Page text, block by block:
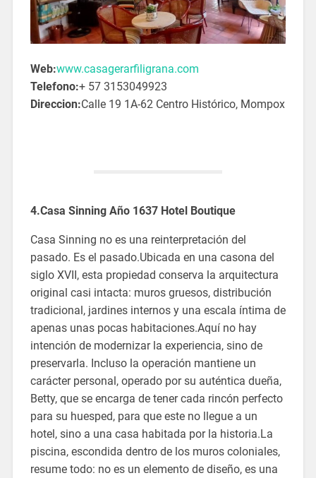
Web:www.casagerarfiligrana.com
Telefono:+ 57 3153049923
Direccion:Calle 19 1A-62 Centro Histórico, Mompox
4.Casa Sinning Año 1637 Hotel Boutique
Casa Sinning no es una reinterpretación del
pasado. Es el pasado.Ubicada en una casona del
siglo XVII, esta propiedad conserva la arquitectura
original casi intacta: muros gruesos, distribución
tradicional, jardines internos y una escala íntima de
apenas unas pocas habitaciones.Aquí no hay
intención de modernizar la experiencia, sino de
preservarla. Incluso la operación mantiene un
carácter personal, operado por su auténtica dueña,
Betty, que se encarga de tener cada rincón perfecto
para su huesped, para que este no llegue a un
hotel, sino a una casa habitada por la historia.La
piscina, escondida dentro de los muros coloniales,
resume todo: no es un elemento de diseño, es una